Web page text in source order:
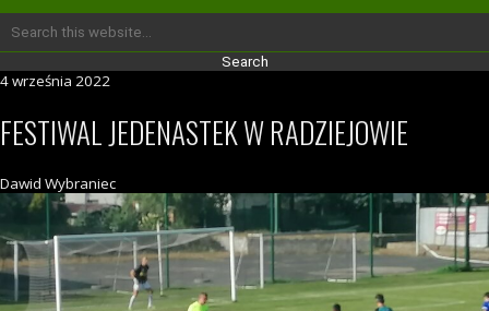
4 września 2022
FESTIWAL JEDENASTEK W RADZIEJOWIE
Dawid Wybraniec